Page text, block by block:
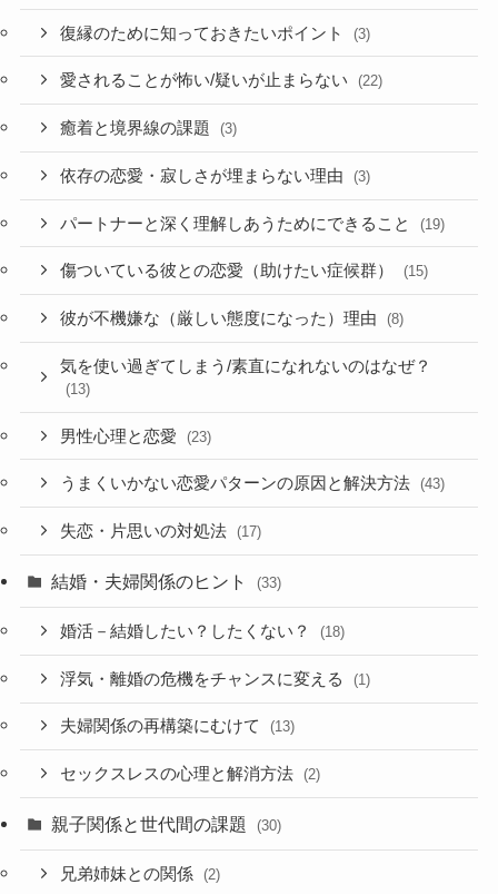
復縁のために知っておきたいポイント (3)
愛されることが怖い/疑いが止まらない (22)
癒着と境界線の課題 (3)
依存の恋愛・寂しさが埋まらない理由 (3)
パートナーと深く理解しあうためにできること (19)
傷ついている彼との恋愛（助けたい症候群） (15)
彼が不機嫌な（厳しい態度になった）理由 (8)
気を使い過ぎてしまう/素直になれないのはなぜ？
(13)
男性心理と恋愛 (23)
うまくいかない恋愛パターンの原因と解決方法 (43)
失恋・片思いの対処法 (17)
結婚・夫婦関係のヒント (33)
婚活－結婚したい？したくない？ (18)
浮気・離婚の危機をチャンスに変える (1)
夫婦関係の再構築にむけて (13)
セックスレスの心理と解消方法 (2)
親子関係と世代間の課題 (30)
兄弟姉妹との関係 (2)